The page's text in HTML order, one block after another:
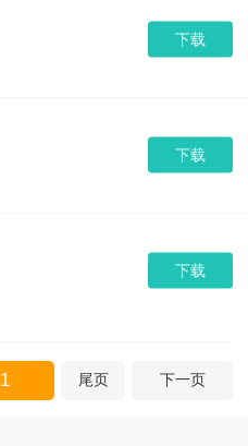
下载
下载
下载
1 尾页 下一页